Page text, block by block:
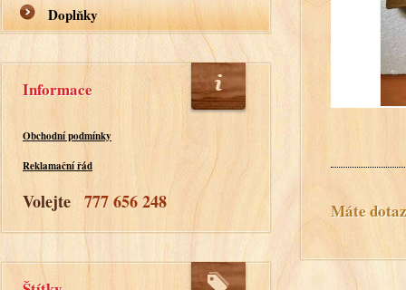
Doplňky
Informace
Obchodní podmínky
Reklamační řád
Volejte 777 656 248 Máte